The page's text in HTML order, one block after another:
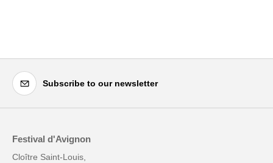
Subscribe to our newsletter
Festival d'Avignon
Cloître Saint-Louis,